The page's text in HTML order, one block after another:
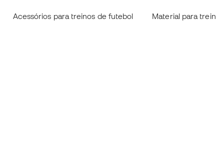
Acessórios para treinos de futebol Material para treino